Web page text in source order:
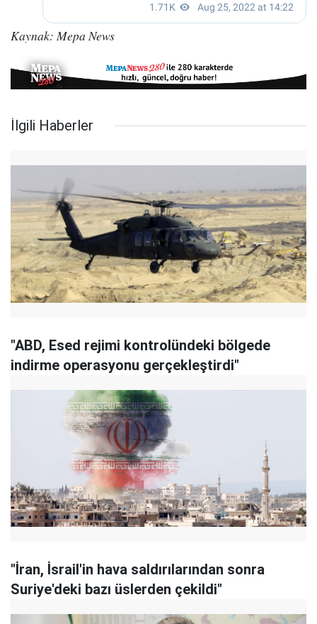
Kaynak: Mepa News
İlgili Haberler
"ABD, Esed rejimi kontrolündeki bölgede
indirme operasyonu gerçekleştirdi"
"İran, İsrail'in hava saldırılarından sonra
Suriye'deki bazı üslerden çekildi"